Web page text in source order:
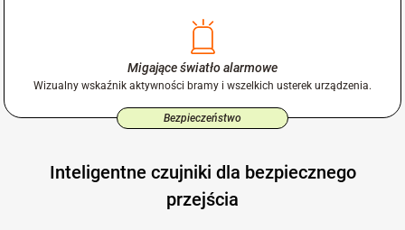
Migające światło alarmowe
Wizualny wskaźnik aktywności bramy i wszelkich usterek urządzenia.
Bezpieczeństwo
Inteligentne czujniki dla bezpiecznego
przejścia